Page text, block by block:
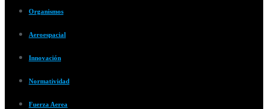
Organismos
Aeroespacial
Innovación
Normatividad
Fuerza Aerea